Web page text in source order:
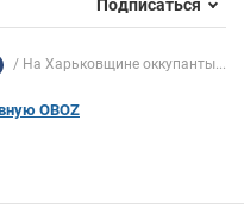
Подписаться
На Харьковщине оккупанты...
OBOZ